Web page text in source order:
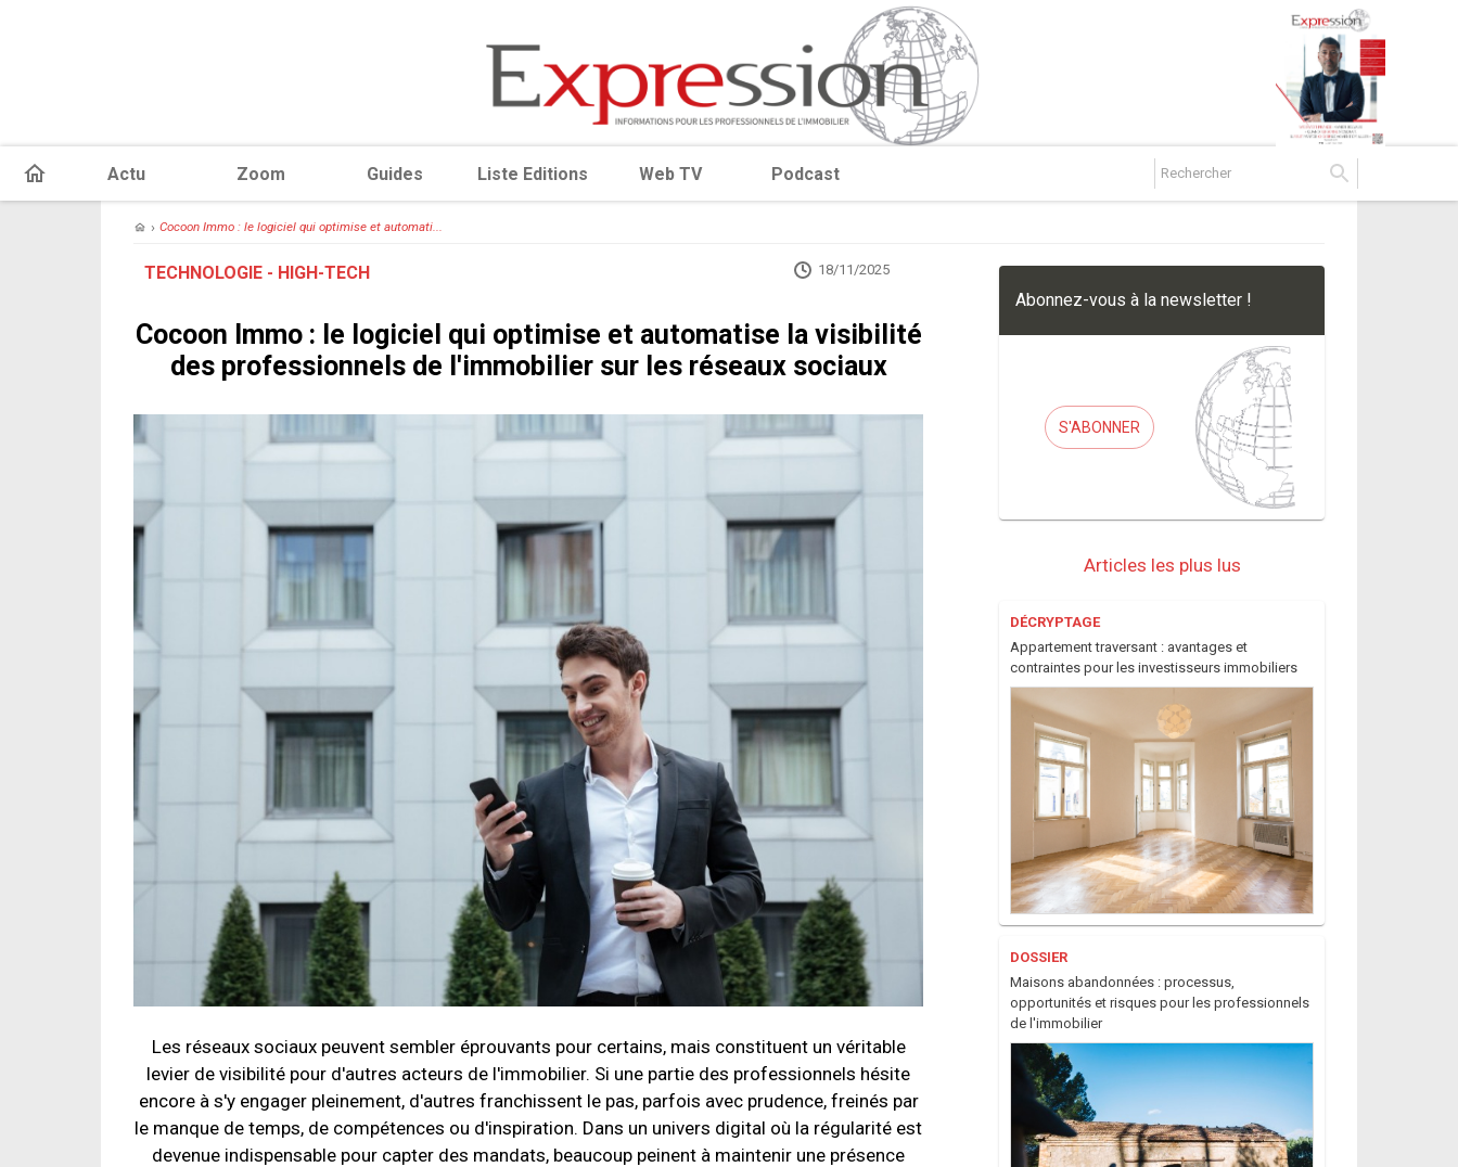
Actu Zoom Guides Liste Editions Web TV Podcast
› Cocoon Immo : le logiciel qui optimise et automati...
TECHNOLOGIE - HIGH-TECH 18/11/2025
Cocoon Immo : le logiciel qui optimise et automatise la visibilité
des professionnels de l'immobilier sur les réseaux sociaux
Les réseaux sociaux peuvent sembler éprouvants pour certains, mais constituent un véritable
levier de visibilité pour d'autres acteurs de l'immobilier. Si une partie des professionnels hésite
encore à s'y engager pleinement, d'autres franchissent le pas, parfois avec prudence, freinés par
le manque de temps, de compétences ou d'inspiration. Dans un univers digital où la régularité est
devenue indispensable pour capter des mandats, beaucoup peinent à maintenir une présence
Abonnez-vous à la newsletter !
S'ABONNER
Articles les plus lus
DÉCRYPTAGE
Appartement traversant : avantages et
contraintes pour les investisseurs immobiliers
DOSSIER
Maisons abandonnées : processus,
opportunités et risques pour les professionnels
de l'immobilier